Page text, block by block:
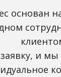
основан
и мы